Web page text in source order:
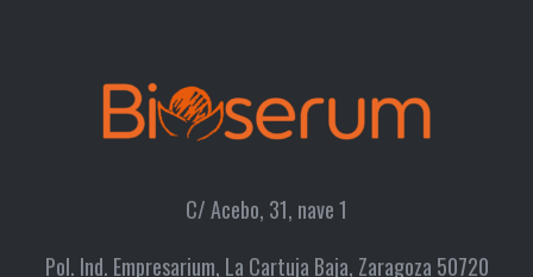
C/ Acebo, 31, nave 1
Pol. Ind. Empresarium, La Cartuja Baja, Zaragoza 50720